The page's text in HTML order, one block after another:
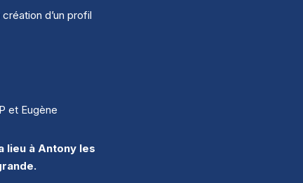
d’un profil
et Eugène
lieu à Antony les